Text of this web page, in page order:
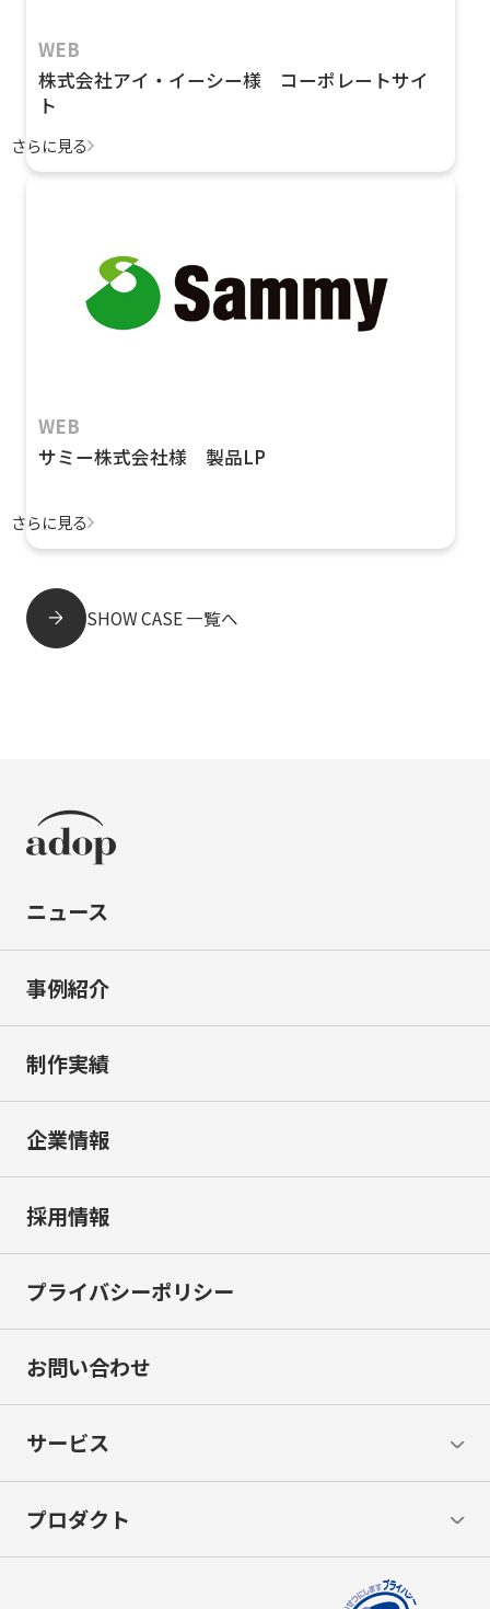
WEB
株式会社アイ・イーシー様 コーポレートサイ
ト
さらに見る
WEB
サミー株式会社様 製品LP
さらに見る
SHOW CASE 一覧へ
ニュース
事例紹介
制作実績
企業情報
採用情報
プライバシーポリシー
お問い合わせ
サービス
プロダクト